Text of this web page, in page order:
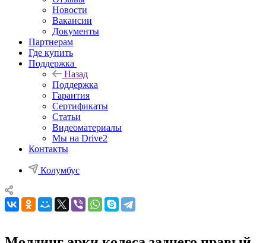
Новости
Вакансии
Документы
Партнерам
Где купить
Поддержка
Назад
Поддержка
Гарантия
Сертификаты
Статьи
Видеоматериалы
Мы на Drive2
Контакты
Колумбус